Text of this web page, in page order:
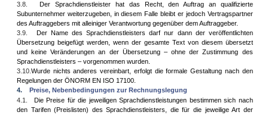
3.8.
Der Sprachdienstleister hat das Recht, den Auftrag an qualifizierte
Subunternehmer weiterzugeben, in diesem Falle bleibt er jedoch Vertragspartner
des Auftraggebers mit alleiniger Verantwortung gegenüber dem Auftraggeber.
3.9.
Der Name des Sprachdienstleisters darf nur dann der veröffentlichten
Übersetzung beigefügt werden, wenn der gesamte Text von diesem übersetzt
und keine Veränderungen an der Übersetzung – ohne der Zustimmung des
Sprachdienstleisters – vorgenommen wurden.
3.10. Wurde nichts anderes vereinbart, erfolgt die formale Gestaltung nach den
Regelungen der ÖNORM EN ISO 17100.
4.
Preise, Nebenbedingungen zur Rechnungslegung
4.1.
Die Preise für die jeweiligen Sprachdienstleistungen bestimmen sich nach
den Tarifen (Preislisten) des Sprachdienstleisters, die für die jeweilige Art der